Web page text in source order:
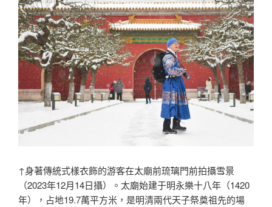
↑身著傳統式樣衣飾的游客在太廟前琉璃門前拍攝雪景
（2023年12月14日攝）。太廟始建于明永樂十八年（1420
年），占地19.7萬平方米，是明清兩代天子祭奠祖先的場